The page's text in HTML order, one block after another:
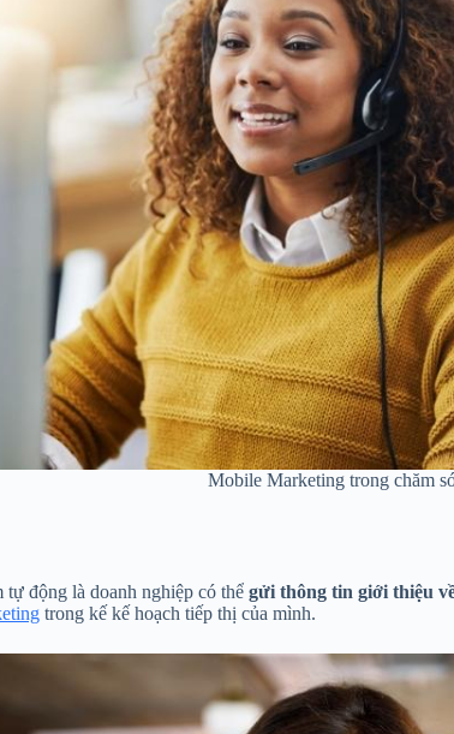
Mobile Marketing trong chăm
tự động là doanh nghiệp có thể gửi thông tin giới thiệu
trong kế kế hoạch tiếp thị của mình.